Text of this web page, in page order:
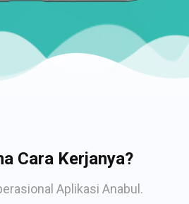
Cara Kerjanya?
Aplikasi Anabul.